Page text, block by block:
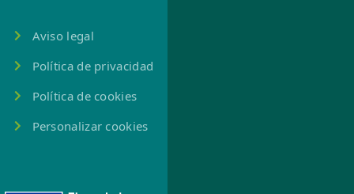
Aviso legal
Política de privacidad
Política de cookies
Personalizar cookies